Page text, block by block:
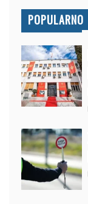
POPULARNO